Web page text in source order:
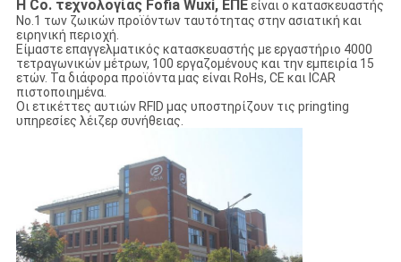
Η Co. τεχνολογίας Fofia Wuxi, ΕΠΕείναι ο κατασκευαστής
No.1 των ζωικών προϊόντων ταυτότητας στην ασιατική και
ειρηνική περιοχή.
Είμαστε επαγγελματικός κατασκευαστής με εργαστήριο 4000
τετραγωνικών μέτρων, 100 εργαζομένους και την εμπειρία 15
ετών. Τα διάφορα προϊόντα μας είναι RoHs, CE και ICAR
πιστοποιημένα.
Οι ετικέττες αυτιών RFID μας υποστηρίζουν τις pringting
υπηρεσίες λέιζερ συνήθειας.